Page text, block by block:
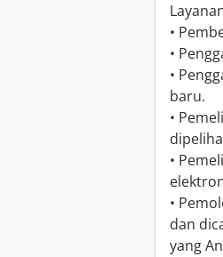
•
•
•
baru.
•
•
•
dan
yang